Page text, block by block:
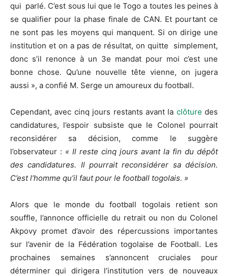
qui parlé. C’est sous lui que le Togo a toutes les peines à
se qualifier pour la phase finale de CAN. Et pourtant ce
ne sont pas les moyens qui manquent. Si on dirige une
institution et on a pas de résultat, on quitte simplement,
donc s’il renonce à un 3e mandat pour moi c’est une
bonne chose. Qu’une nouvelle tête vienne, on jugera
aussi », a confié M. Serge un amoureux du football.
Cependant, avec cinq jours restants avant la clôture des
candidatures, l’espoir subsiste que le Colonel pourrait
reconsidérer sa décision, comme le suggère
l’observateur : « Il reste cinq jours avant la fin du dépôt
des candidatures. Il pourrait reconsidérer sa décision.
C’est l’homme qu’il faut pour le football togolais. »
Alors que le monde du football togolais retient son
souffle, l’annonce officielle du retrait ou non du Colonel
Akpovy promet d’avoir des répercussions importantes
sur l’avenir de la Fédération togolaise de Football. Les
prochaines semaines s’annoncent cruciales pour
déterminer qui dirigera l’institution vers de nouveaux